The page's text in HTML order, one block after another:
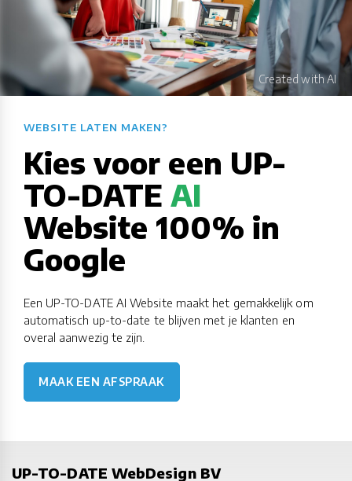
WEBSITE LATEN MAKEN?​​​​​​​​​​​​​​
Kies voor een UP-
TO-DATE AI
Website 100% in
Google
Een UP-TO-DATE AI Website maakt het gemakkelijk om
automatisch up-to-date te blijven met je klanten en
overal aanwezig te zijn.
MAAK EEN AFSPRAAK
UP-TO-DATE WebDesign BV